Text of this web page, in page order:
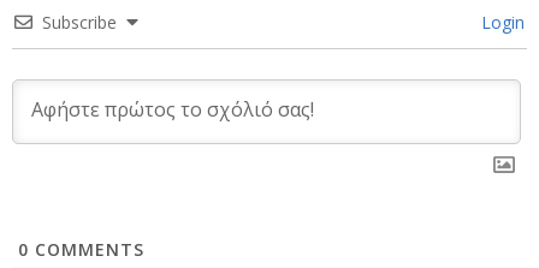
Subscribe Login
0 COMMENTS